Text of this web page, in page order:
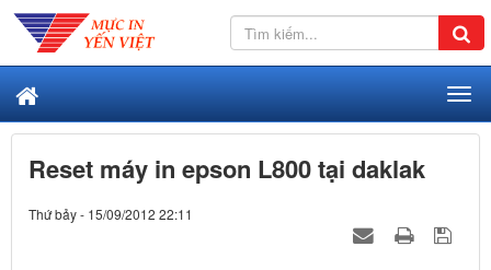
Reset máy in epson L800 tại daklak
Thứ bảy - 15/09/2012 22:11